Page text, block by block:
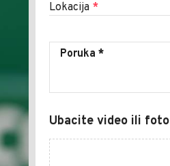
Lokacija *
Ubacite video ili foto